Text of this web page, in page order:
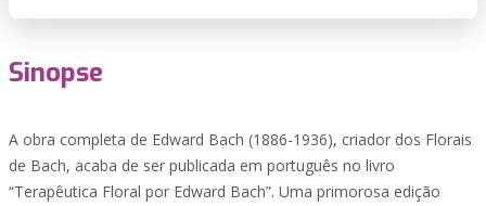
Sinopse
A obra completa de Edward Bach (1886-1936), criador dos Florais
de Bach, acaba de ser publicada em português no livro
“Terapêutica Floral por Edward Bach”. Uma primorosa edição